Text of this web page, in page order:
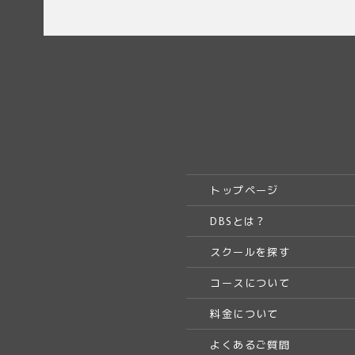
トップページ
DBSとは？
スクールを探す
コースについて
料金について
よくあるご質問